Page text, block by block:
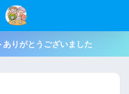
ありがとうございました